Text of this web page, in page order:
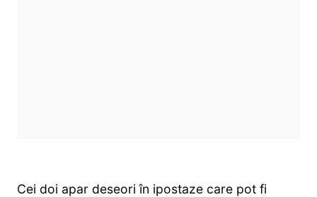
Cei doi apar deseori în ipostaze care pot fi